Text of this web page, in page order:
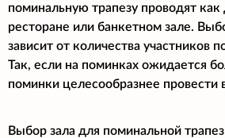
поминальную трапезу проводят
ресторане или банкетном зале.
зависит от количества участников
Так, если на поминках ожидается
поминки целесообразнее провести
Выбор зала для поминальной